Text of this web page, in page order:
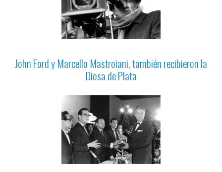
John Ford y Marcello Mastroiani, también recibieron la
Diosa de Plata